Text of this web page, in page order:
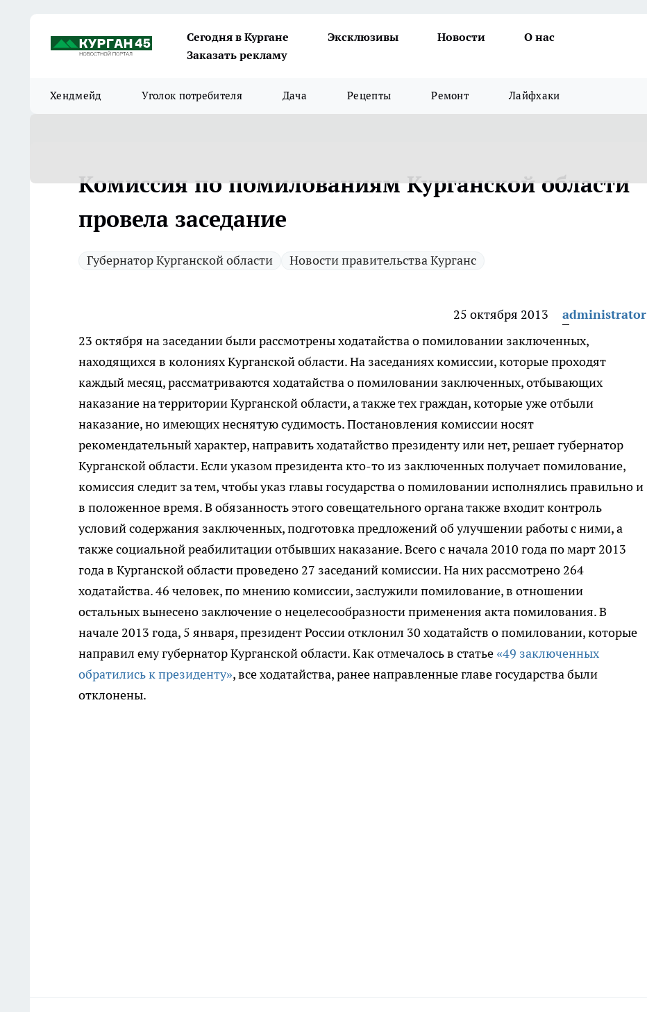
Сегодня в Кургане Эксклюзивы Новости
О нас
Заказать рекламу
Хендмейд Уголок потребителя Дача Рецепты Ремонт Лайфхаки
Комиссия по помилованиям Курганской области
провела заседание
Губернатор Курганской области Новости правительства Курганс
25 октября 2013
administrator
23 октября на заседании были рассмотрены ходатайства о помиловании заключенных,
находящихся в колониях Курганской области.На заседаниях комиссии, которые проходят
каждый месяц, рассматриваются ходатайства о помиловании заключенных, отбывающих
наказание на территории Курганской области, а также тех граждан, которые уже отбыли
наказание, но имеющих неснятую судимость. Постановления комиссии носят
рекомендательный характер, направить ходатайство президенту или нет, решает губернатор
Курганской области. Если указом президента кто-то из заключенных получает помилование,
комиссия следит за тем, чтобы указ главы государства о помиловании исполнялись правильно и
в положенное время. В обязанность этого совещательного органа также входит контроль
условий содержания заключенных, подготовка предложений об улучшении работы с ними, а
также социальной реабилитации отбывших наказание. Всего с начала 2010 года по март 2013
года в Курганской области проведено 27 заседаний комиссии. На них рассмотрено 264
ходатайства. 46 человек, по мнению комиссии, заслужили помилование, в отношении
остальных вынесено заключение о нецелесообразности применения акта помилования. В
начале 2013 года, 5 января, президент России отклонил 30 ходатайств о помиловании, которые
направил ему губернатор Курганской области. Как отмечалось в статье «49 заключенных
обратились к президенту», все ходатайства, ранее направленные главе государства были
отклонены.